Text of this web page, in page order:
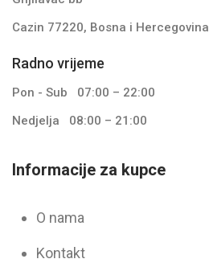
Cazin 77220, Bosna i Hercegovina
Radno vrijeme
Pon - Sub
07:00 – 22:00
Nedjelja 08:00 – 21:00
Informacije za kupce
O nama
Kontakt